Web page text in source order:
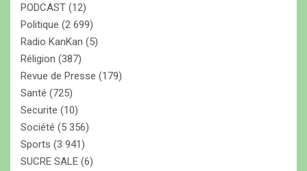
PODCAST (12)
Politique (2 699)
Radio KanKan (5)
Réligion (387)
Revue de Presse (179)
Santé (725)
Securite (10)
Société (5 356)
Sports (3 941)
SUCRE SALE (6)